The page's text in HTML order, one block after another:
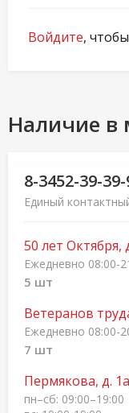
Войдите,
Наличие в
8-3452-39-
Единый
50 лет Октября,
Ежедневно 08:00-
5 шт
Ветеранов
Ежедневно 08:00-
7 шт
Пермякова, д.
пн–сб: 09:00–19:00